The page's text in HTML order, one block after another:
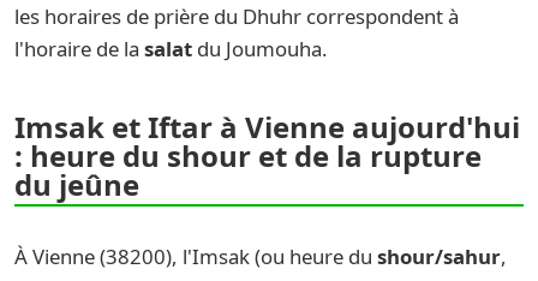
les horaires de prière du Dhuhr correspondent à
l'horaire de la salat du Joumouha.
Imsak et Iftar à Vienne aujourd'hui
: heure du shour et de la rupture
du jeûne
À Vienne (38200), l'Imsak (ou heure du shour/sahur,